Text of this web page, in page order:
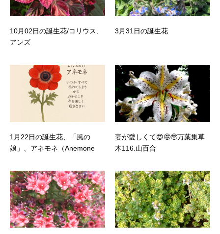
10月02日の誕生花/コリウス、
アンズ
3月31日の誕生花
1月22日の誕生花、「風の
娘」、アネモネ（Anemone
妻が愛しくて😍🤩🥹万葉集草
木116.山百合